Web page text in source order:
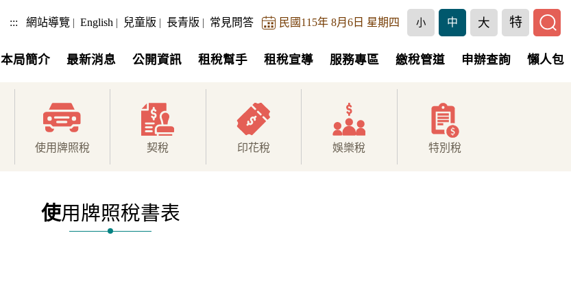
::: 網站導覽 | English | 兒童版 | 長青版 | 常見問答 民國115年 8月6日 星期四 小 中 大 特
本局簡介 最新消息 公開資訊 租稅幫手 租稅宣導 服務專區 繳稅管道 申辦查詢 懶人包
使用牌照稅 契稅 印花稅 娛樂稅 特別稅
使用牌照稅書表